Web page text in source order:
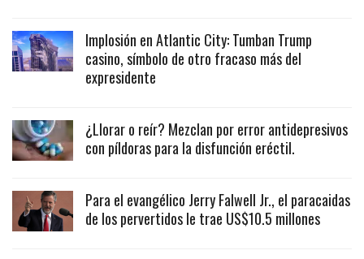
Implosión en Atlantic City: Tumban Trump
casino, símbolo de otro fracaso más del
expresidente
¿Llorar o reír? Mezclan por error antidepresivos
con píldoras para la disfunción eréctil.
Para el evangélico Jerry Falwell Jr., el paracaidas
de los pervertidos le trae US$10.5 millones